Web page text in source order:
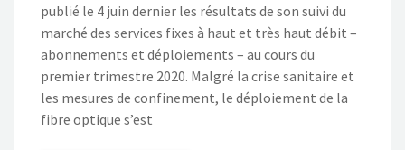
publié le 4 juin dernier les résultats de son suivi du
marché des services fixes à haut et très haut débit –
abonnements et déploiements – au cours du
premier trimestre 2020. Malgré la crise sanitaire et
les mesures de confinement, le déploiement de la
fibre optique s’est